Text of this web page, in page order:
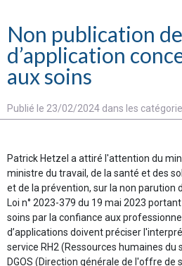
Non publication
d’application
aux soins
Publié le 23/02/2024 dans les
Patrick Hetzel a attiré l'attention du
ministre du travail, de la santé et des
et de la prévention, sur la non parution
Loi n° 2023-379 du 19 mai 2023
soins par la confiance aux
d’applications doivent préciser
service RH2 (Ressources humaines du
DGOS (Direction générale de l'offre de